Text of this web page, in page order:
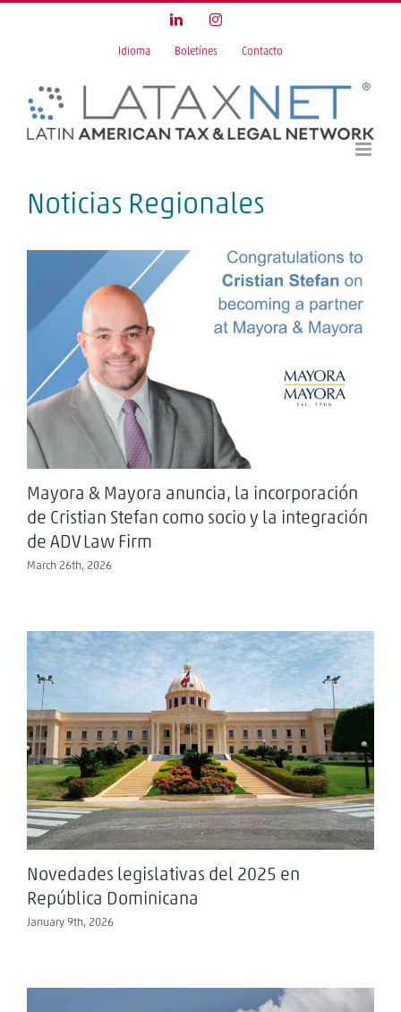
LinkedInInstagram
Idioma Boletínes Contacto
Noticias Regionales
Mayora & Mayora anuncia, la incorporación
de Cristian Stefan como socio y la integración
de ADV Law Firm
March 26th, 2026
Novedades legislativas del 2025 en
República Dominicana
January 9th, 2026